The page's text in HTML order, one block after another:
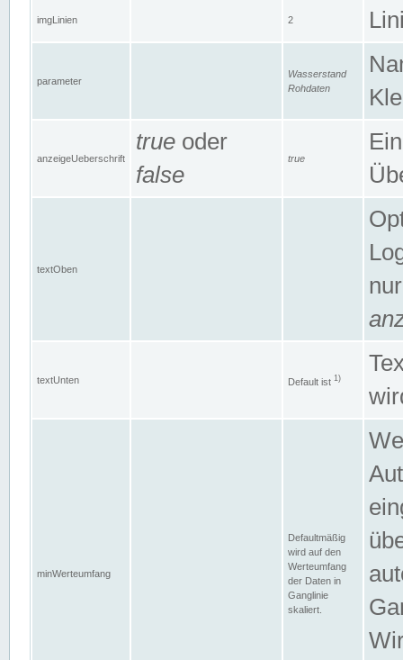
imgLinien 2
parameter
Wasserstand
Rohdaten
anzeigeUeberschrift
true oder
false
true
textOben
textUnten Default ist 1)
minWerteumfang
Defaultmäßig
wird auf den
Werteumfang
der Daten in
Ganglinie
skaliert.